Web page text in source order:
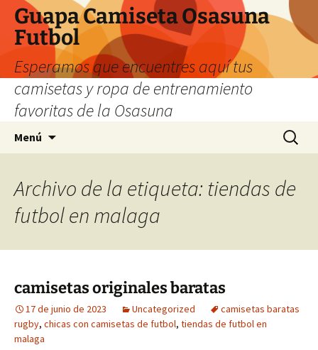
Guapa Camiseta Osasuna
Futbol
Esperamos que encuentres aquí tus
camisetas y ropa de entrenamiento
favoritas de la Osasuna
Menú Buscar:
Archivo de la etiqueta: tiendas de
futbol en malaga
camisetas originales baratas
17 de junio de 2023 Uncategorized
camisetas baratas
rugby, chicas con camisetas de futbol, tiendas de futbol en
malaga